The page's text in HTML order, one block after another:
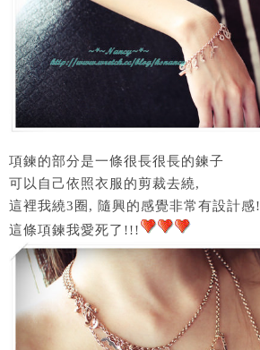
項鍊的部分是一條很長很長的鍊子
可以自己依照衣服的剪裁去繞,
這裡我繞3圈, 隨興的感覺非常有設計感!
這條項鍊我愛死了!!!